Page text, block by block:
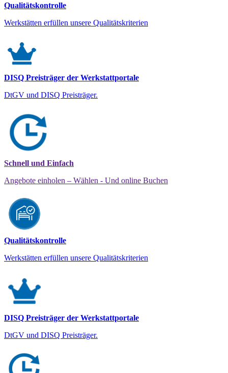
Qualitätskontrolle
Werkstätten erfüllen unsere Qualitätskriterien
DISQ Preisträger der Werkstattportale
DtGV und DISQ Preisträger.
Schnell und Einfach
Angebote einholen – Wählen - Und online Buchen
Qualitätskontrolle
Werkstätten erfüllen unsere Qualitätskriterien
DISQ Preisträger der Werkstattportale
DtGV und DISQ Preisträger.